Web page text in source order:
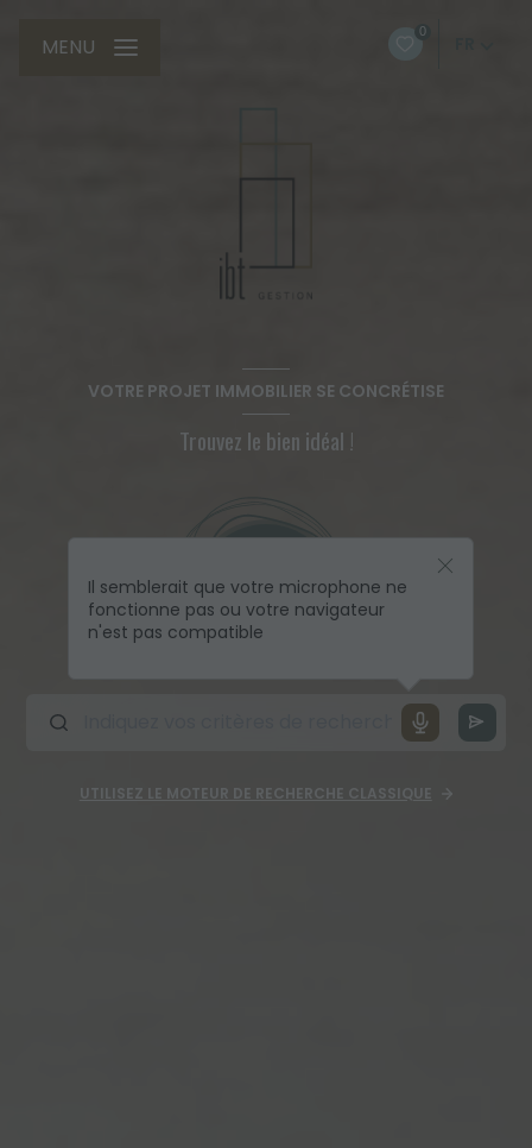
0
MENU
VOTRE PROJET IMMOBILIER SE CONCRÉTISE
Trouvez le bien idéal !
Il semblerait que votre microphone ne
fonctionne pas ou votre navigateur
n'est pas compatible
UTILISEZ LE MOTEUR DE RECHERCHE CLASSIQUE